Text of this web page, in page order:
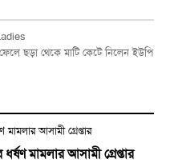
ছড়া থেকে মাটি কেটে নিলেন ইউপি
মামলার আসামী গ্রেপ্তার